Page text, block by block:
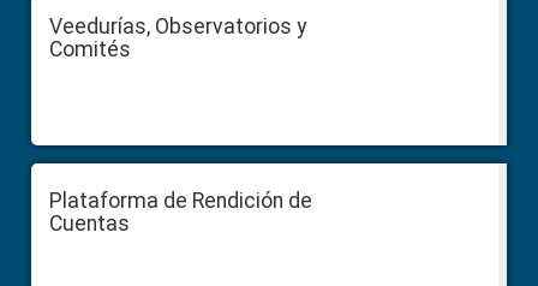
Veedurías, Observatorios y
Comités
Plataforma de Rendición de
Cuentas